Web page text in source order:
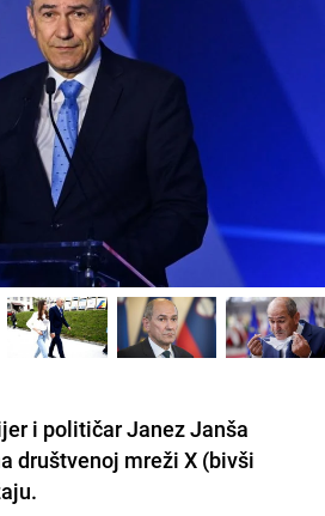
i političar Janez Janša
društvenoj mreži X (bivši